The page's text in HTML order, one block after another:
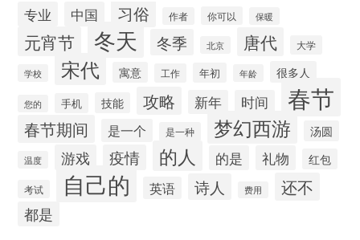
专业 中国 习俗 作者 你可以 保暖
元宵节 冬天 冬季 北京 唐代 大学
学校 宋代 寓意 工作 年初 年龄 很多人
您的 手机 技能 攻略 新年 时间 春节
春节期间 是一个 是一种 梦幻西游 汤圆
温度 游戏 疫情 的人 的是 礼物 红包
考试 自己的 英语 诗人 费用 还不
都是